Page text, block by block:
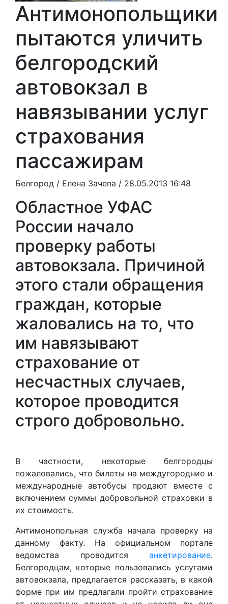
Антимонопольщики
пытаются уличить
белгородский
автовокзал в
навязывании услуг
страхования
пассажирам
Белгород / Елена Зачепа / 28.05.2013 16:48
Областное УФАС
России начало
проверку работы
автовокзала. Причиной
этого стали обращения
граждан, которые
жаловались на то, что
им навязывают
страхование от
несчастных случаев,
которое проводится
строго добровольно.
В частности, некоторые белгородцы
пожаловались, что билеты на междугородние и
международные автобусы продают вместе с
включением суммы добровольной страховки в
их стоимость.
Антимонопольная служба начала проверку на
данному факту. На официальном портале
ведомства проводится анкетирование.
Белгородцам, которые пользовались услугами
автовокзала, предлагается рассказать, в какой
форме при им предлагали пройти страхование